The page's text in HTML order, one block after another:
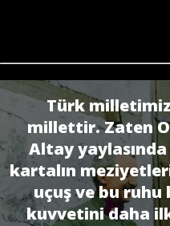
Türk
millettir. Zaten
Altay
kartalın
uçuş ve bu ruhu
kuvvetini daha